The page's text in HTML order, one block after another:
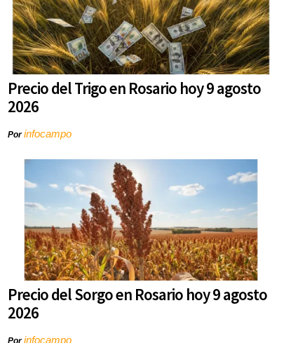
Precio del Trigo en Rosario hoy 9 agosto
2026
Porinfocampo
Precio del Sorgo en Rosario hoy 9 agosto
2026
infocampo